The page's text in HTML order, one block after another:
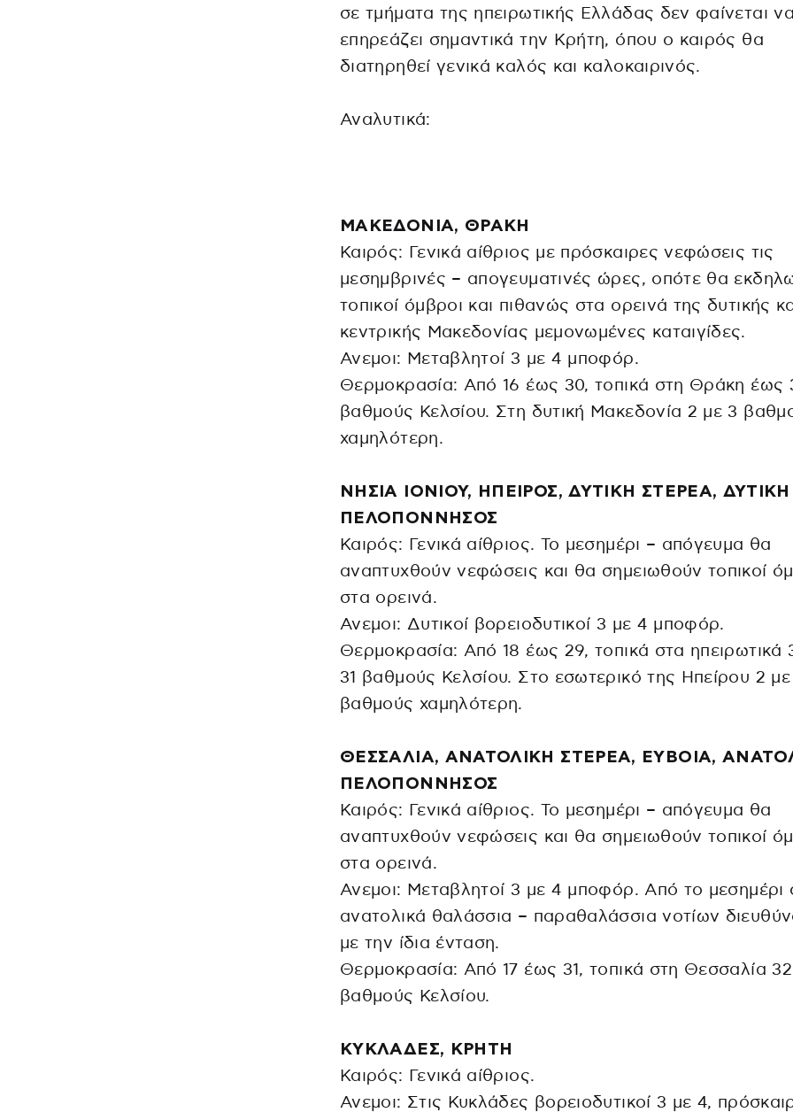
σε τμήματα της ηπειρωτικής Ελλάδας δεν φαίνεται
επηρεάζει σημαντικά την Κρήτη, όπου ο καιρός θα
διατηρηθεί γενικά καλός και καλοκαιρινός.
Αναλυτικά:
ΜΑΚΕΔΟΝΙΑ, ΘΡΑΚΗ
Καιρός: Γενικά αίθριος με πρόσκαιρες νεφώσεις τις
μεσημβρινές – απογευματινές ώρες, οπότε θα
τοπικοί όμβροι και πιθανώς στα ορεινά της δυτικής
κεντρικής Μακεδονίας μεμονωμένες καταιγίδες.
Ανεμοι: Μεταβλητοί 3 με 4 μποφόρ.
Θερμοκρασία: Από 16 έως 30, τοπικά στη Θράκη έως
βαθμούς Κελσίου. Στη δυτική Μακεδονία 2 με 3
χαμηλότερη.
ΝΗΣΙΑ ΙΟΝΙΟΥ, ΗΠΕΙΡΟΣ, ΔΥΤΙΚΗ ΣΤΕΡΕΑ, ΔΥΤΙΚΗ
ΠΕΛΟΠΟΝΝΗΣΟΣ
Καιρός: Γενικά αίθριος. Το μεσημέρι – απόγευμα θα
αναπτυχθούν νεφώσεις και θα σημειωθούν τοπικοί
στα ορεινά.
Ανεμοι: Δυτικοί βορειοδυτικοί 3 με 4 μποφόρ.
Θερμοκρασία: Από 18 έως 29, τοπικά στα ηπειρωτικά
31 βαθμούς Κελσίου. Στο εσωτερικό της Ηπείρου 2
βαθμούς χαμηλότερη.
ΘΕΣΣΑΛΙΑ, ΑΝΑΤΟΛΙΚΗ ΣΤΕΡΕΑ, ΕΥΒΟΙΑ,
ΠΕΛΟΠΟΝΝΗΣΟΣ
Καιρός: Γενικά αίθριος. Το μεσημέρι – απόγευμα θα
αναπτυχθούν νεφώσεις και θα σημειωθούν τοπικοί
στα ορεινά.
Ανεμοι: Μεταβλητοί 3 με 4 μποφόρ. Από το μεσημέρι
ανατολικά θαλάσσια – παραθαλάσσια νοτίων
με την ίδια ένταση.
Θερμοκρασία: Από 17 έως 31, τοπικά στη Θεσσαλία
βαθμούς Κελσίου.
ΚΥΚΛΑΔΕΣ, ΚΡΗΤΗ
Καιρός: Γενικά αίθριος.
Ανεμοι: Στις Κυκλάδες βορειοδυτικοί 3 με 4,